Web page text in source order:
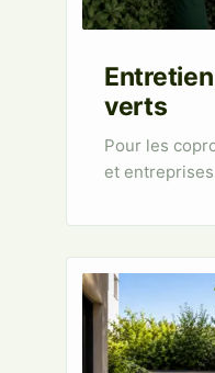
verts
Pour les
et